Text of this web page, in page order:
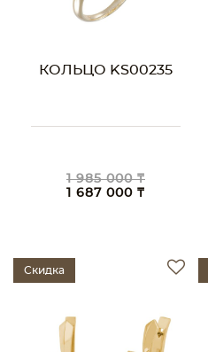
КОЛЬЦО KS00235
1 985 000 ₸
1 687 000 ₸
Скидка